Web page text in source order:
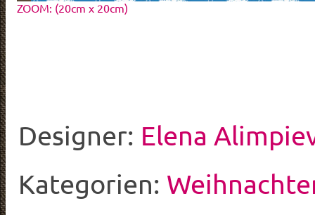
ZOOM: (20cm x 20cm)
Designer: Elena
Kategorien: